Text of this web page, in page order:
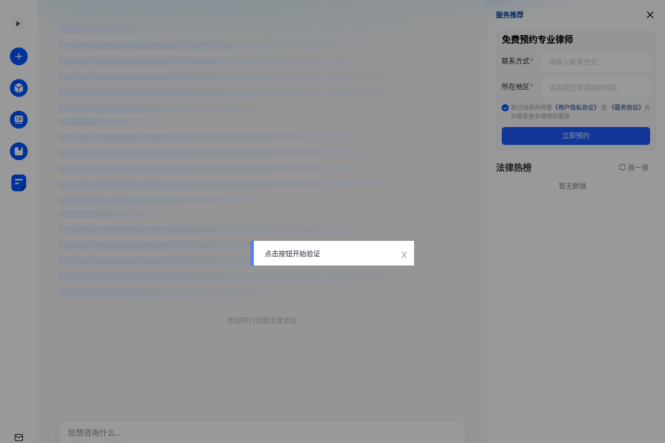
欢迎进行智能法律咨询
服务推荐
服务推荐
免费预约专业律师
联系方式
所在地区
我已阅读并同意 《用户隐私协议》 及 《服务协议》 允
许接受更多律师的服务
立即预约
法律热榜 换一换
暂无数据
点击按钮开始验证 x